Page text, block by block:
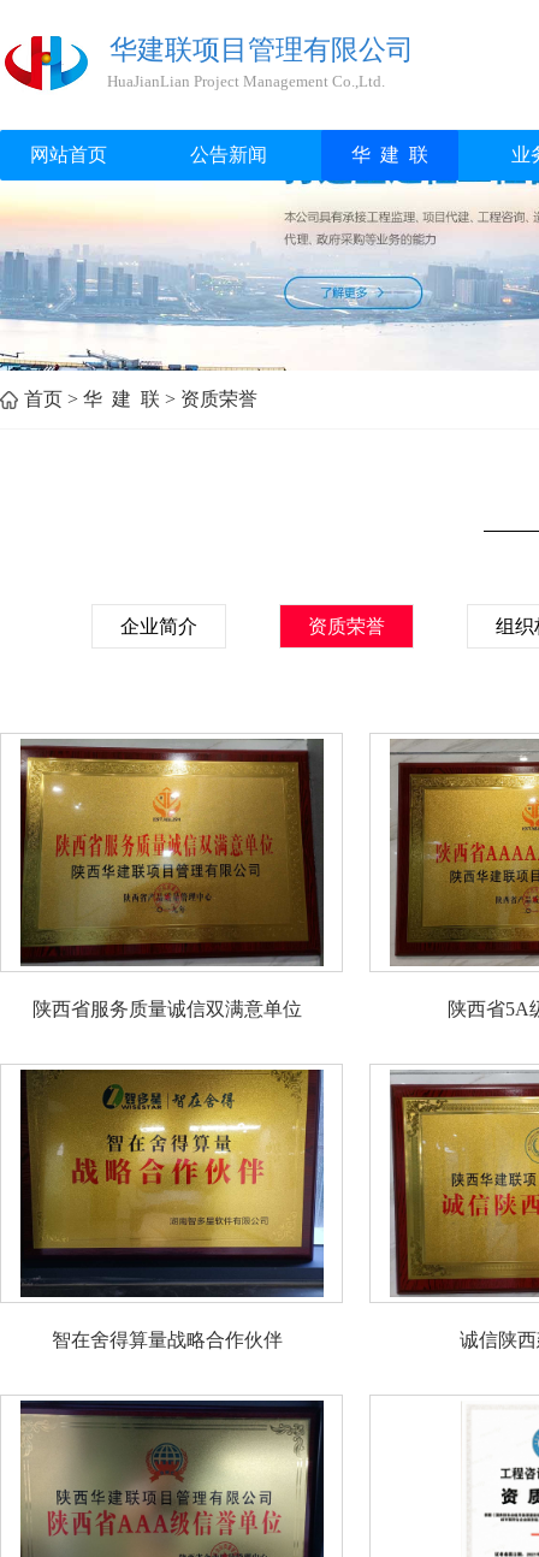
华建联项目管理有限公司
HuaJianLian Project Management Co.,Ltd.
网站首页 公告新闻 华 建 联 业
首页 > 华 建 联 > 资质荣誉
企业简介 资质荣誉 组织
陕西省服务质量诚信双满意单位 陕西省5A
智在舍得算量战略合作伙伴 诚信陕